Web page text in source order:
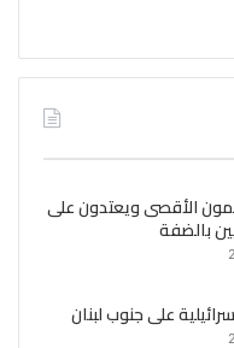
الأقصى ويعتدون على
بالضفة